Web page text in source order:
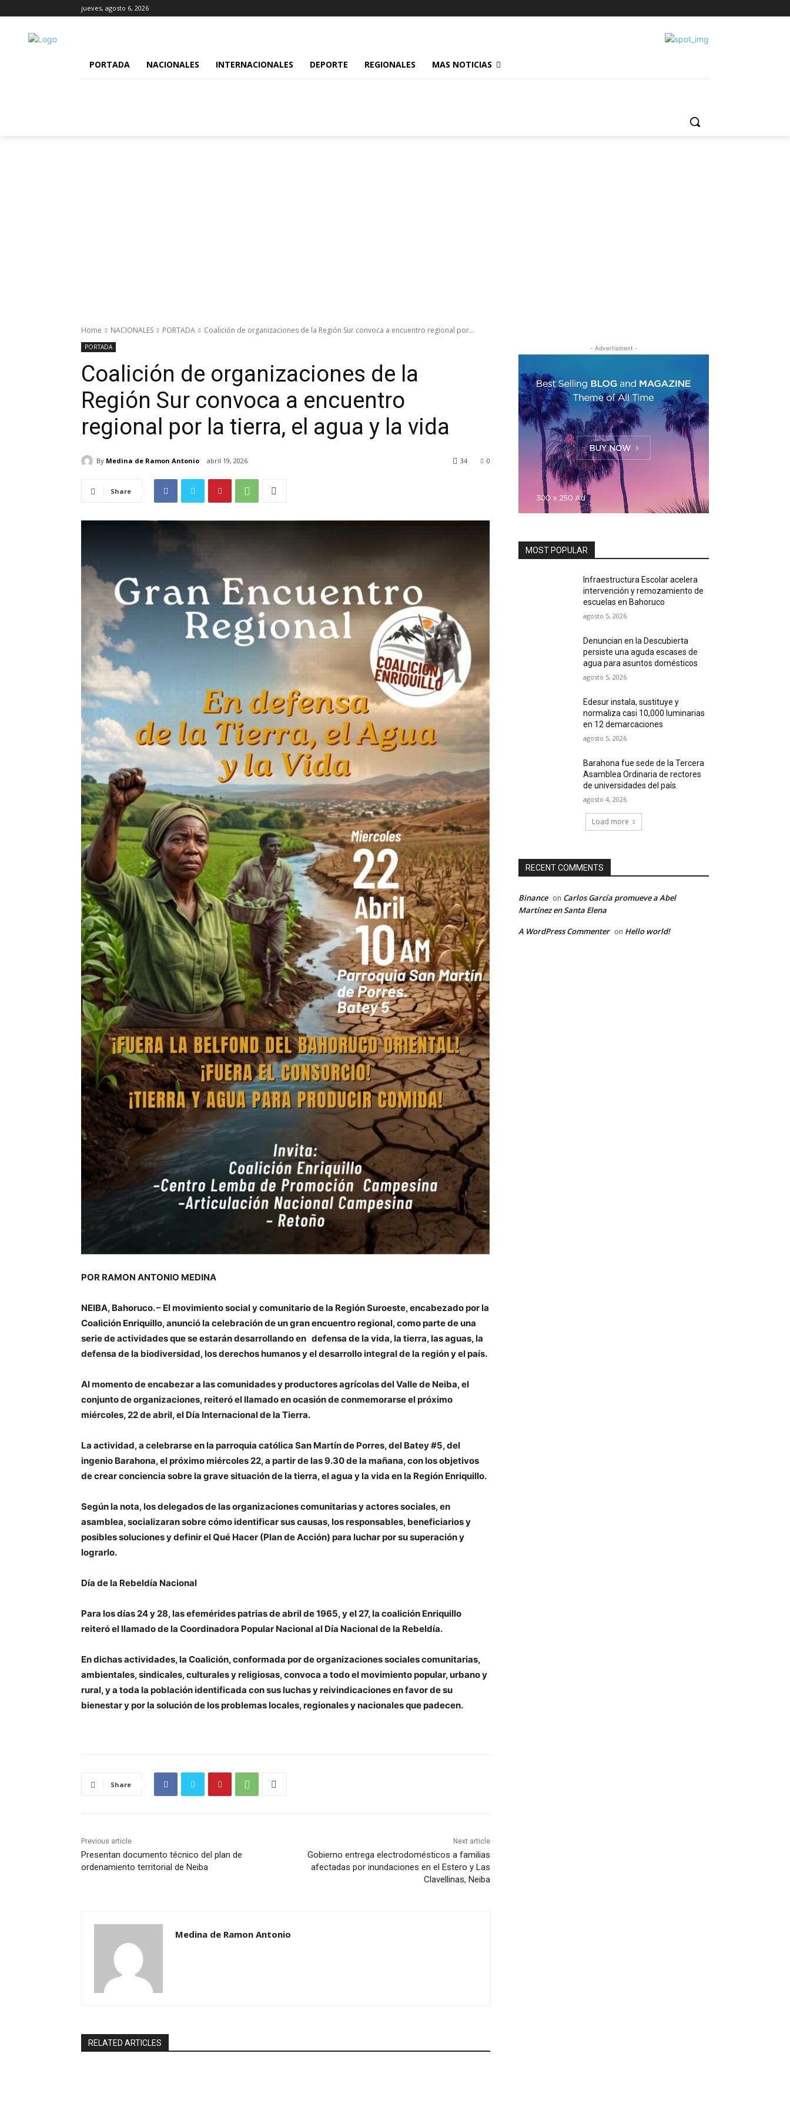
jueves, agosto 6, 2026
PORTADA NACIONALES INTERNACIONALES DEPORTE REGIONALES MAS NOTICIAS
Home NACIONALES PORTADA Coalición de organizaciones de la Región Sur convoca a encuentro regional por...
PORTADA
Coalición de organizaciones de la
Región Sur convoca a encuentro
regional por la tierra, el agua y la vida
By Medina de Ramon Antonio abril 19, 2026 0
34
Share
POR RAMON ANTONIO MEDINA
NEIBA, Bahoruco. – El movimiento social y comunitario de la Región Suroeste, encabezado por la
Coalición Enriquillo, anunció la celebración de un gran encuentro regional, como parte de una
serie de actividades que se estarán desarrollando en defensa de la vida, la tierra, las aguas, la
defensa de la biodiversidad, los derechos humanos y el desarrollo integral de la región y el país.
Al momento de encabezar a las comunidades y productores agrícolas del Valle de Neiba, el
conjunto de organizaciones, reiteró el llamado enocasión de conmemorarse el próximo
miércoles, 22 de abril, el Día Internacional de la Tierra.
La actividad, a celebrarse en la parroquia católica San Martín de Porres, del Batey #5, del
ingenio Barahona, el próximo miércoles 22, a partir de las 9.30 de la mañana, con los objetivos
de crear conciencia sobre la grave situación de la tierra, el agua y la vida en la Región Enriquillo.
Según la nota, los delegados de las organizaciones comunitarias y actores sociales, en
asamblea, socializaran sobre cómo identificar sus causas, los responsables, beneficiarios y
posibles soluciones y definir el Qué Hacer (Plan de Acción) para luchar por su superación y
lograrlo.
Día de la Rebeldía Nacional
Para los días 24 y 28, las efemérides patrias de abril de 1965, y el 27, la coalición Enriquillo
reiteró el llamado de la Coordinadora Popular Nacional al Día Nacional de la Rebeldía.
En dichas actividades, la Coalición, conformada por de organizaciones sociales comunitarias,
ambientales, sindicales, culturales y religiosas, convoca a todo el movimiento popular, urbano y
rural, y a toda la población identificada con sus luchas y reivindicaciones en favor de su
bienestar y por la solución de los problemas locales, regionales y nacionales que padecen.
Share
Previous article
Presentan documento técnico del plan de
ordenamiento territorial de Neiba
Next article
Gobierno entrega electrodomésticos a familias
afectadas por inundaciones en el Estero y Las
Clavellinas, Neiba
Medina de Ramon Antonio
RELATED ARTICLES
- Advertisment -
MOST POPULAR
Infraestructura Escolar acelera
intervención y remozamiento de
escuelas en Bahoruco
agosto 5, 2026
Denuncian en la Descubierta
persiste una aguda escases de
agua para asuntos domésticos
agosto 5, 2026
Edesur instala, sustituye y
normaliza casi 10,000 luminarias
en 12 demarcaciones
agosto 5, 2026
Barahona fue sede de la Tercera
Asamblea Ordinaria de rectores
de universidades del país.
agosto 4, 2026
Load more
RECENT COMMENTS
Binance on Carlos García promueve a Abel
Martínez en Santa Elena
A WordPress Commenter on Hello world!